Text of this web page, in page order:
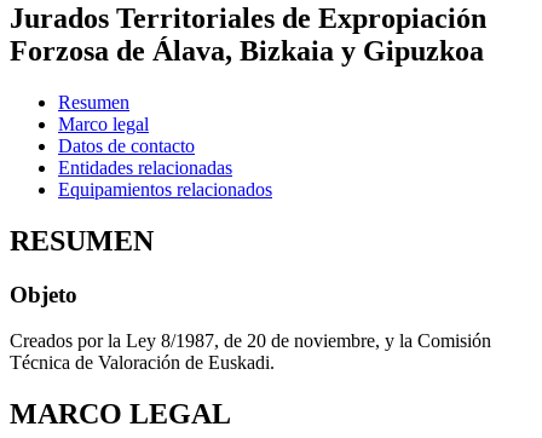
Jurados Territoriales de Expropiación
Forzosa de Álava, Bizkaia y Gipuzkoa
Resumen
Marco legal
Datos de contacto
Entidades relacionadas
Equipamientos relacionados
RESUMEN
Objeto
Creados por la Ley 8/1987, de 20 de noviembre, y la Comisión
Técnica de Valoración de Euskadi.
MARCO LEGAL